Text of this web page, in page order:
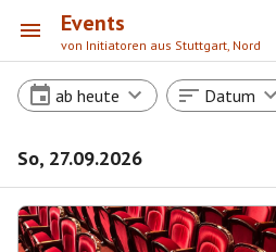
Events
von Initiatoren aus Stuttgart, Nord
ab heute Datum
So, 27.09.2026